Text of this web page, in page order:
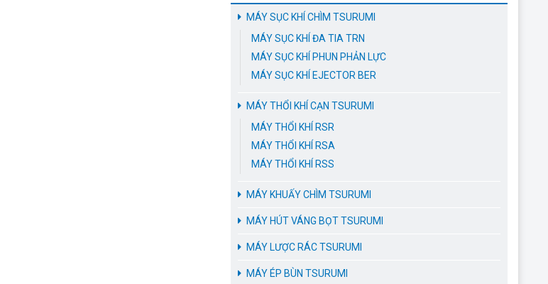
MÁY SỤC KHÍ CHÌM TSURUMI
MÁY SỤC KHÍ ĐA TIA TRN
MÁY SỤC KHÍ PHUN PHẢN LỰC
MÁY SỤC KHÍ EJECTOR BER
MÁY THỔI KHÍ CẠN TSURUMI
MÁY THỔI KHÍ RSR
MÁY THỔI KHÍ RSA
MÁY THỔI KHÍ RSS
MÁY KHUẤY CHÌM TSURUMI
MÁY HÚT VÁNG BỌT TSURUMI
MÁY LƯỢC RÁC TSURUMI
MÁY ÉP BÙN TSURUMI